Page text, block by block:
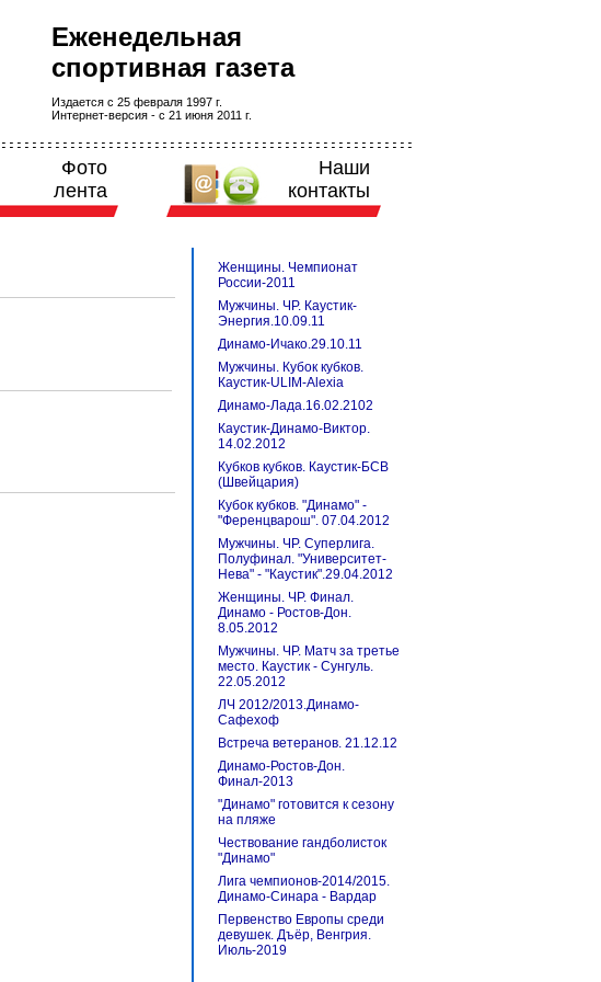
Еженедельная
спортивная газета
Издается с 25 февраля 1997 г.
Интернет-версия - с 21 июня 2011 г.
Фото
лента
Наши
контакты
Женщины. Чемпионат
России-2011
Мужчины. ЧР. Каустик-
Энергия.10.09.11
Динамо-Ичако.29.10.11
Мужчины. Кубок кубков.
Каустик-ULIM-Alexia
Динамо-Лада.16.02.2102
Каустик-Динамо-Виктор.
14.02.2012
Кубков кубков. Каустик-БСВ
(Швейцария)
Кубок кубков. "Динамо" -
"Ференцварош". 07.04.2012
Мужчины. ЧР. Суперлига.
Полуфинал. "Университет-
Нева" - "Каустик".29.04.2012
Женщины. ЧР. Финал.
Динамо - Ростов-Дон.
8.05.2012
Мужчины. ЧР. Матч за третье
место. Каустик - Сунгуль.
22.05.2012
ЛЧ 2012/2013.Динамо-
Сафехоф
Встреча ветеранов. 21.12.12
Динамо-Ростов-Дон.
Финал-2013
"Динамо" готовится к сезону
на пляже
Чествование гандболисток
"Динамо"
Лига чемпионов-2014/2015.
Динамо-Синара - Вардар
Первенство Европы среди
девушек. Дъёр, Венгрия.
Июль-2019